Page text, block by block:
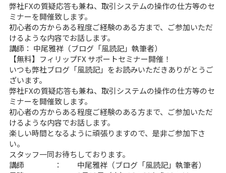
弊社FXの質疑応答も兼ね、取引システムの操作の仕方等のセ
ミナーを開催致します。
初心者の方からある程度ご経験のある方まで、ご参加いただ
けるような内容でお話します。
講師： 中尾雅祥（ブログ「風読記」執筆者）
【無料】フィリップFX サポートセミナー開催！
いつも弊社ブログ「風読記」をお読みいただきありがとうご
ざいます。
弊社FXの質疑応答も兼ね、取引システムの操作の仕方等のセ
ミナーを開催致します。
初心者の方からある程度ご経験のある方まで、ご参加いただ
けるような内容でお話します。
楽しい時間となるように頑張りますので、是非ご参加下さ
い。
スタッフ一同お待ちしております。
講師 ： 中尾雅祥（ブログ「風読記」執筆者）